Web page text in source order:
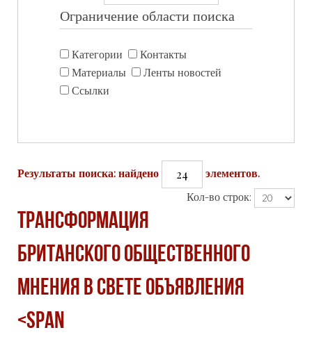
Ограничение области поиска
Категории
Контакты
Материалы
Ленты новостей
Ссылки
Результаты поиска: найдено 24
элементов.
Кол-во строк:
ТРАНСФОРМАЦИЯ
БРИТАНСКОГО ОБЩЕСТВЕННОГО
МНЕНИЯ В СВЕТЕ ОБЪЯВЛЕНИЯ
<span